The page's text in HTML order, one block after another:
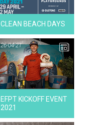
NEWS
CLEAN BEACH DAYS
26-04-21
NEWS
EFPT KICKOFF EVENT
2021
26-04-21